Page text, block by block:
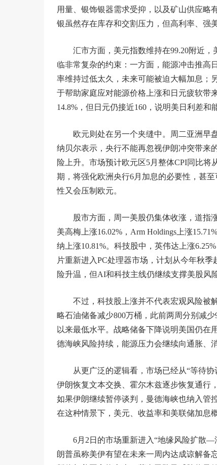
用量、银饰银器需求受抑，以及矿山供应略
银虽然存在库存和交割压力，但高利率、强
汇市方面，美元指数维持在99.20附近
临非常复杂的约束：一方面，能源冲击推高
率维持过低太久，未来可能被迫大幅加息；
于帮助家庭应对能源价格上涨和日元疲软带
14.8%，但日元仍接近160，说明美日利差和
欧元则处在另一个夹缝中。周二亚洲早
纳贝尔表示，央行不能再忽视伊朗冲突带来
险上升。市场预计欧元区5月整体CPI同比将
期，将强化欧洲央行6月加息的必要性，甚
性又会压制欧元。
股市方面，周一美股仍集体收涨，道指
美高梅上涨16.02%，Arm Holdings上涨
纳上涨10.81%。科技股中，英伟达上涨
片重新进入PC处理器市场，计划从今年秋
险升温，但AI和科技主线仍继续支撑美股风
不过，科技股上涨并不代表宏观风险被
略石油储备减少800万桶，此前两周分别减
以来最低水平。战略储备下降说明美国仍在
德海峡风险持续，能源压力会继续向通胀、
从更广泛的逻辑看，市场已经从“等待
伊朗恢复文本交换、霍尔木兹逐步恢复通行
如果伊朗继续暂停谈判，曼德海峡也纳入管
在这种情景下，美元、收益率和美联储加息
6月2日的市场重新进入“地缘风险扩散
朗普虽称美伊有望在未来一周内达成谅解备